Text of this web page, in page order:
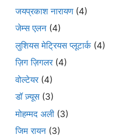
जयप्रकाश नारायण(4)
जेम्स एलन (4)
लुशियस मेट्रियस प्लूटार्क (4)
ज़िग ज़िगलर(4)
वोल्टेयर(4)
डॉ ज़्यूस(3)
मोहम्मद अली (3)
जिम रायन (3)